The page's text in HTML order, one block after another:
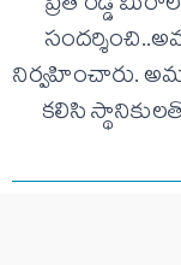
నిర్వహించారు.
కలిసి